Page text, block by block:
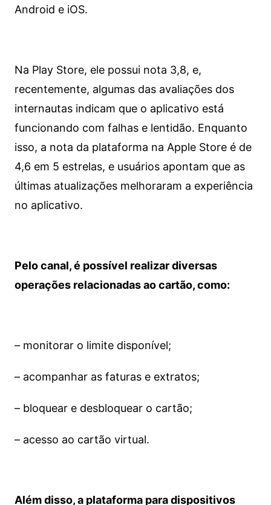
Android e iOS.
Na Play Store, ele possui nota 3,8, e,
recentemente, algumas das avaliações dos
internautas indicam que o aplicativo está
funcionando com falhas e lentidão. Enquanto
isso, a nota da plataforma na Apple Store é de
4,6 em 5 estrelas, e usuários apontam que as
últimas atualizações melhoraram a experiência
no aplicativo.
Pelo canal, é possível realizar diversas
operações relacionadas ao cartão, como:
– monitorar o limite disponível;
– acompanhar as faturas e extratos;
– bloquear e desbloquear o cartão;
– acesso ao cartão virtual.
Além disso, a plataforma para dispositivos